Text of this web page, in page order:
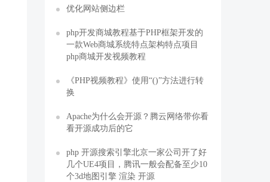
优化网站侧边栏
php开发商城教程基于PHP框架开发的
一款Web商城系统特点架构特点项目
php商城开发视频教程
《PHP视频教程》使用“()”方法进行转
换
Apache为什么会开源？腾云网络带你看
看开源成功后的它
php 开源搜索引擎北京一家公司开了好
几个UE4项目，腾讯一般会配备至少10
个3d地图引擎 渲染 开源